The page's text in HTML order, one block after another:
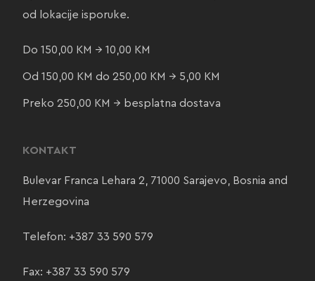
od lokacije isporuke.
Do 150,00 KM → 10,00 KM
Od 150,00 KM do 250,00 KM → 5,00 KM
Preko 250,00 KM → besplatna dostava
KONTAKT
Bulevar Franca Lehara 2, 71000 Sarajevo, Bosnia and
Herzegovina
Telefon: +387 33 590 579
Fax: +387 33 590 579